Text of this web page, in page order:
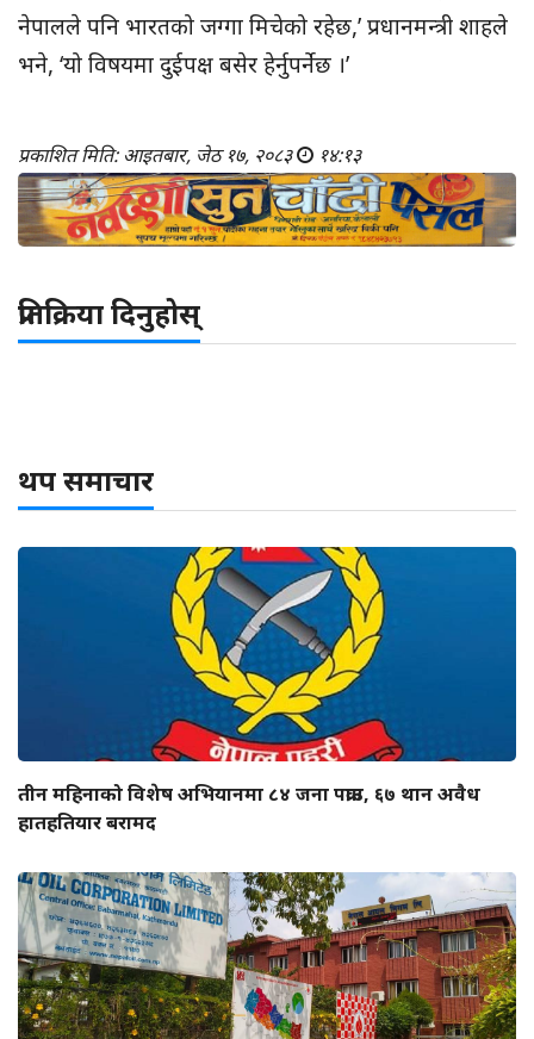
नेपालले पनि भारतको जग्गा मिचेको रहेछ,’ प्रधानमन्त्री शाहले
भने, ‘यो विषयमा दुईपक्ष बसेर हेर्नुपर्नेछ ।’
प्रकाशित मिति: आइतबार, जेठ १७, २०८३ १४:१३
प्रतिक्रिया दिनुहोस्
थप समाचार
तीन महिनाको विशेष अभियानमा ८४ जना पक्राउ, ६७ थान अवैध
हातहतियार बरामद